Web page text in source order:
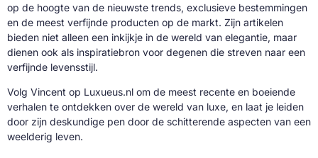
op de hoogte van de nieuwste trends, exclusieve bestemmingen
en de meest verfijnde producten op de markt. Zijn artikelen
bieden niet alleen een inkijkje in de wereld van elegantie, maar
dienen ook als inspiratiebron voor degenen die streven naar een
verfijnde levensstijl.
Volg Vincent op Luxueus.nl om de meest recente en boeiende
verhalen te ontdekken over de wereld van luxe, en laat je leiden
door zijn deskundige pen door de schitterende aspecten van een
weelderig leven.